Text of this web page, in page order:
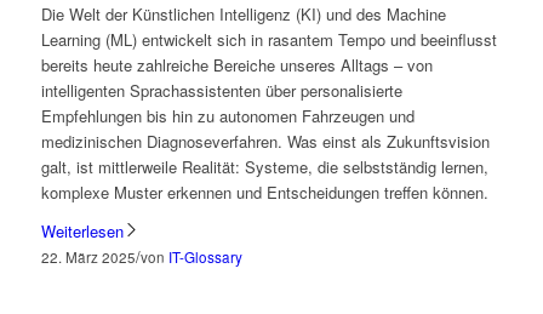
Die Welt der Künstlichen Intelligenz (KI) und des Machine
Learning (ML) entwickelt sich in rasantem Tempo und beeinflusst
bereits heute zahlreiche Bereiche unseres Alltags – von
intelligenten Sprachassistenten über personalisierte
Empfehlungen bis hin zu autonomen Fahrzeugen und
medizinischen Diagnoseverfahren. Was einst als Zukunftsvision
galt, ist mittlerweile Realität: Systeme, die selbstständig lernen,
komplexe Muster erkennen und Entscheidungen treffen können.
Weiterlesen
22. März 2025/von IT-Glossary